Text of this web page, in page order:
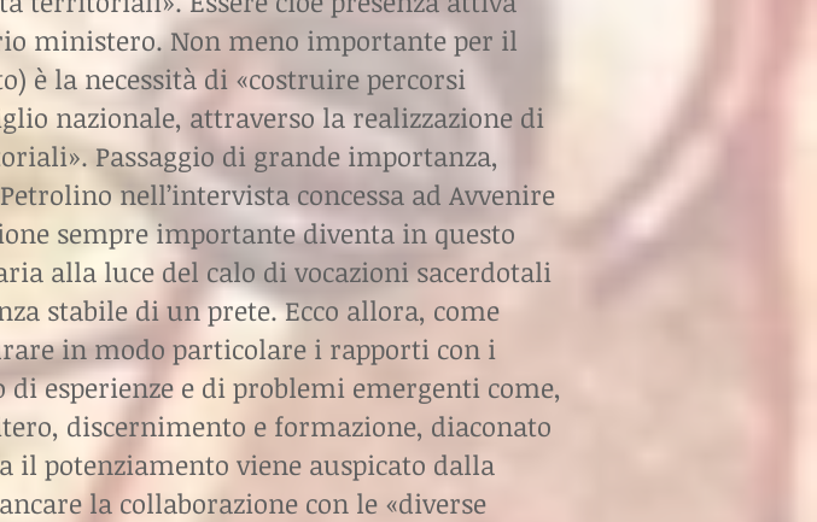
ministero. Non meno importante per il
è la necessità di «costruire percorsi
nazionale, attraverso la realizzazione di
Passaggio di grande importanza,
nell’intervista concessa ad Avvenire
sempre importante diventa in questo
alla luce del calo di vocazioni sacerdotali
stabile di un prete. Ecco allora, come
in modo particolare i rapporti con i
esperienze e di problemi emergenti come,
discernimento e formazione, diaconato
il potenziamento viene auspicato dalla
la collaborazione con le «diverse